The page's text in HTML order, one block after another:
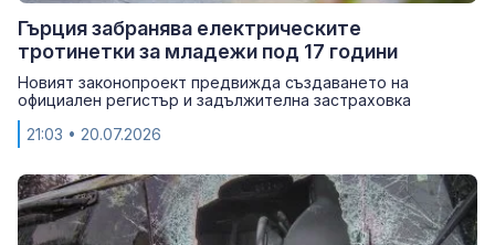
Гърция забранява електрическите
тротинетки за младежи под 17 години
Новият законопроект предвижда създаването на
официален регистър и задължителна застраховка
21:03 • 20.07.2026